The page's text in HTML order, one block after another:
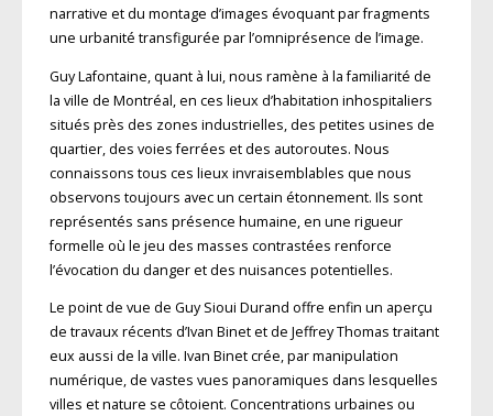
narrative et du montage d’images évoquant par fragments
une urbanité transfigurée par l’omniprésence de l’image.
Guy Lafontaine, quant à lui, nous ramène à la familiarité de
la ville de Montréal, en ces lieux d’habitation inhospitaliers
situés près des zones industrielles, des petites usines de
quartier, des voies ferrées et des autoroutes. Nous
connaissons tous ces lieux invraisemblables que nous
observons toujours avec un certain étonnement. Ils sont
représentés sans présence humaine, en une rigueur
formelle où le jeu des masses contrastées renforce
l’évocation du danger et des nuisances potentielles.
Le point de vue de Guy Sioui Durand offre enfin un aperçu
de travaux récents d’Ivan Binet et de Jeffrey Thomas traitant
eux aussi de la ville. Ivan Binet crée, par manipulation
numérique, de vastes vues panoramiques dans lesquelles
villes et nature se côtoient. Concentrations urbaines ou